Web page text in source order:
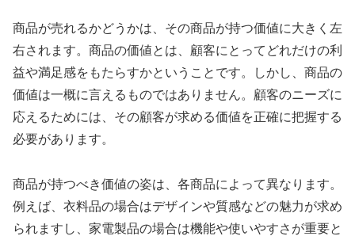
商品が売れるかどうかは、その商品が持つ価値に大きく左
右されます。商品の価値とは、顧客にとってどれだけの利
益や満足感をもたらすかということです。しかし、商品の
価値は一概に言えるものではありません。顧客のニーズに
応えるためには、その顧客が求める価値を正確に把握する
必要があります。
商品が持つべき価値の姿は、各商品によって異なります。
例えば、衣料品の場合はデザインや質感などの魅力が求め
られますし、家電製品の場合は機能や使いやすさが重要と